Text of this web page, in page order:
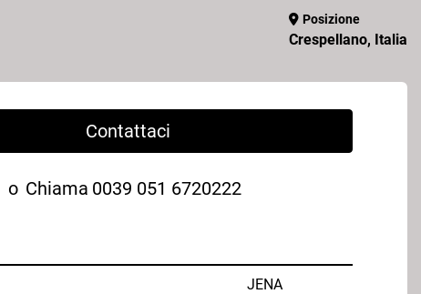
Posizione
Crespellano, Italia
Contattaci
o Chiama 0039 051 6720222
JENA